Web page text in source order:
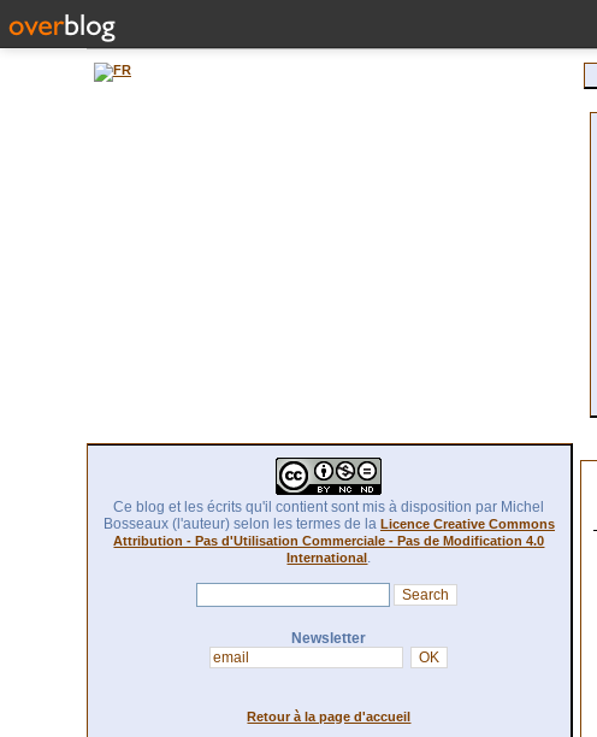
Ce blog et les écrits qu'il contient sont mis à disposition par Michel
Bosseaux (l'auteur) selon les termes de la Licence Creative Commons
Attribution - Pas d'Utilisation Commerciale - Pas de Modification 4.0
International.
Newsletter
Retour à la page d'accueil